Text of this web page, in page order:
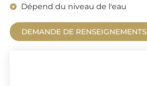
Dépend du niveau de l'eau
DEMANDE DE RENSEIGNEMENTS